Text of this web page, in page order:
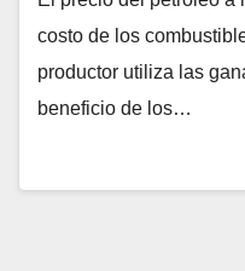
costo de los
productor utiliza las
beneficio de los…